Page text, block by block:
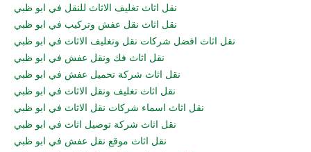
نقل اثاث تغليف الاثاث للنقل في ابو ظبي
نقل اثاث نقل عفش وتركيب في ابو ظبي
نقل اثاث افضل شركات نقل وتغليف الاثاث في ابو ظبي
نقل اثاث فك ونقل عفش في ابو ظبي
نقل اثاث شركة تحميل عفش في ابو ظبي
نقل اثاث تغليف ونقل الاثاث في ابو ظبي
نقل اثاث اسماء شركات نقل الاثاث في ابو ظبي
نقل اثاث شركة توصيل اثاث في ابو ظبي
نقل اثاث موقع نقل عفش في ابو ظبي